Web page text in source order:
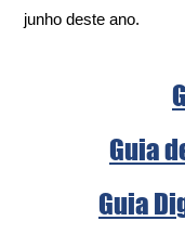
junho deste ano.
Guia
Guia